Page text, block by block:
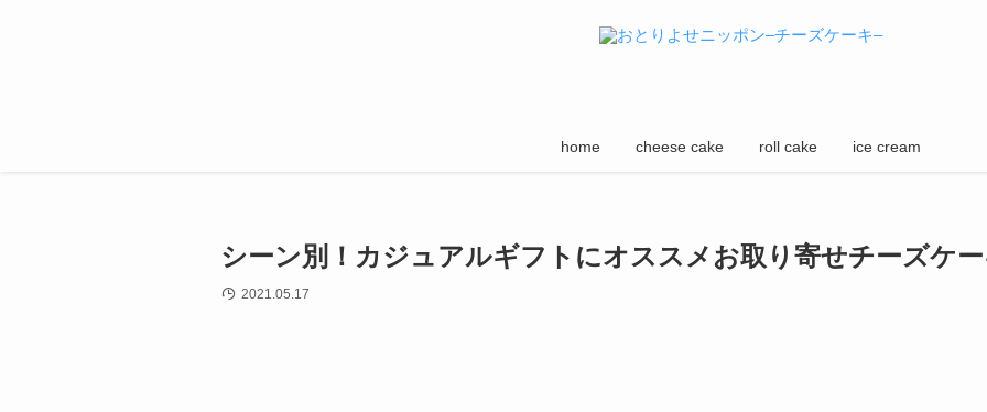
home cheese cake roll cake ice cream
シーン別！カジュアルギフトにオススメお取り寄せチーズケ
2021.05.17